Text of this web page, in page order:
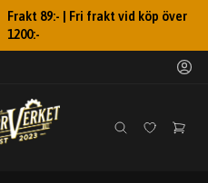
Frakt 89:- | Fri frakt vid köp över
1200:-